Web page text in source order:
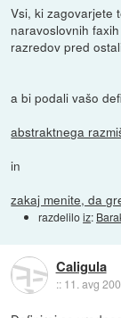
Vsi, ki zagovarjete
naravoslovnih
razredov pred
a bi podali vašo
abstraktnega
in
zakaj menite, da
razdeliloiz:
Caligula
:: 11. avg